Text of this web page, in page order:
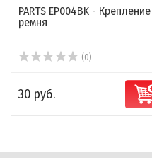
PARTS EP004BK - Крепление
ремня
(0)
30 руб.